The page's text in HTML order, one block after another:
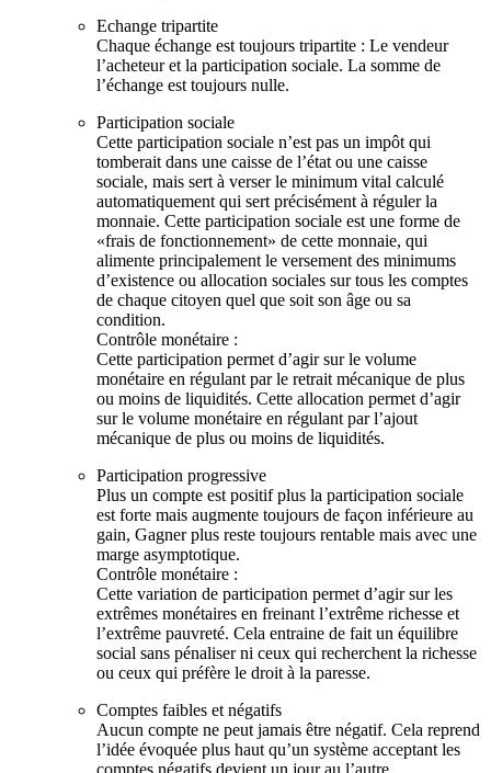
Echange tripartite
Chaque échange est toujours tripartite : Le vendeur
l’acheteur et la participation sociale. La somme de
l’échange est toujours nulle.
Participation sociale
Cette participation sociale n’est pas un impôt qui
tomberait dans une caisse de l’état ou une caisse
sociale, mais sert à verser le minimum vital calculé
automatiquement qui sert précisément à réguler la
monnaie. Cette participation sociale est une forme de
«frais de fonctionnement» de cette monnaie, qui
alimente principalement le versement des minimums
d’existence ou allocation sociales sur tous les comptes
de chaque citoyen quel que soit son âge ou sa
condition.
Contrôle monétaire :
Cette participation permet d’agir sur le volume
monétaire en régulant par le retrait mécanique de plus
ou moins de liquidités. Cette allocation permet d’agir
sur le volume monétaire en régulant par l’ajout
mécanique de plus ou moins de liquidités.
Participation progressive
Plus un compte est positif plus la participation sociale
est forte mais augmente toujours de façon inférieure au
gain, Gagner plus reste toujours rentable mais avec une
marge asymptotique.
Contrôle monétaire :
Cette variation de participation permet d’agir sur les
extrêmes monétaires en freinant l’extrême richesse et
l’extrême pauvreté. Cela entraine de fait un équilibre
social sans pénaliser ni ceux qui recherchent la richesse
ou ceux qui préfère le droit à la paresse.
Comptes faibles et négatifs
Aucun compte ne peut jamais être négatif. Cela reprend
l’idée évoquée plus haut qu’un système acceptant les